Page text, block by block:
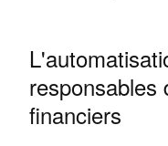
responsables
financiers